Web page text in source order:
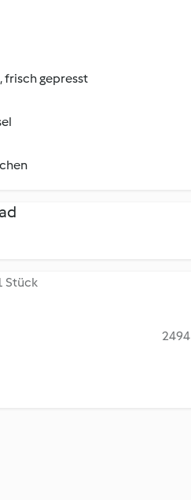
frisch gepresst
Stück